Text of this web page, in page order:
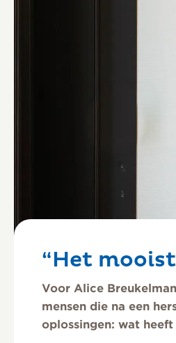
“Het
Voor Alice
mensen die na een
oplossingen: wat